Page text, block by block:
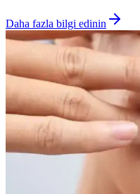
Daha fazla bilgi edinin